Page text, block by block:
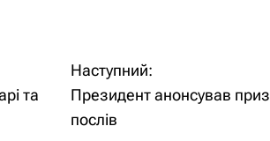
та
Наступний:
Президент анонсував
послів